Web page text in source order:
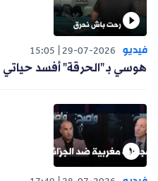
فيديو 29-07-2026
15:05
هوسي بـ "الحرقة" أفسد حياتي |